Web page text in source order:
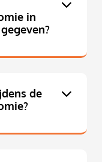
in
de